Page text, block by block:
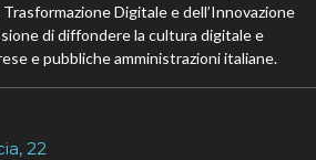
Digitale e dell’Innovazione
di diffondere la cultura digitale e
e pubbliche amministrazioni italiane.
22